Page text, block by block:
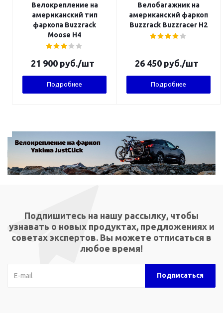
Велокрепление на
американский тип
фаркопа Buzzrack
Moose H4
21 900 руб./шт
Подробнее
Велобагажник на
американский фаркоп
Buzzrack Buzzracer H2
26 450 руб./шт
Подробнее
Подпишитесь на нашу рассылку, чтобы
узнавать о новых продуктах, предложениях и
советах экспертов. Вы можете отписаться в
любое время!